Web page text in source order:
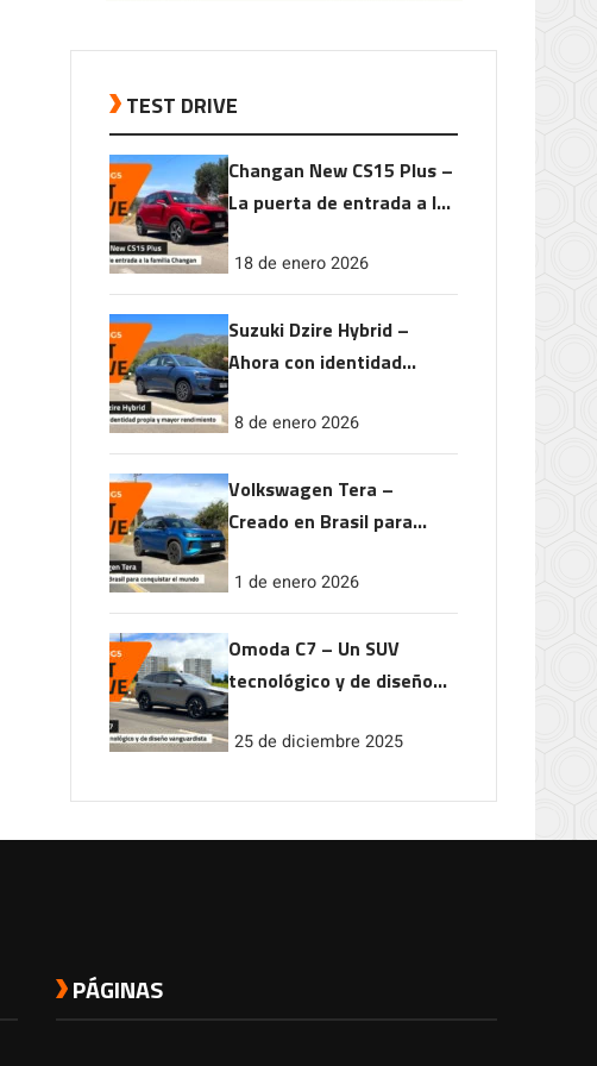
TEST DRIVE
Changan New CS15 Plus –
La puerta de entrada a la
18 de enero 2026
Suzuki Dzire Hybrid –
Ahora con identidad
rendimiento
8 de enero 2026
Volkswagen Tera –
Creado en Brasil para
1 de enero 2026
Omoda C7 – Un SUV
tecnológico y de diseño
25 de diciembre 2025
PÁGINAS